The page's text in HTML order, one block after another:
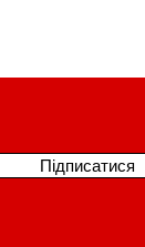
Підписатися